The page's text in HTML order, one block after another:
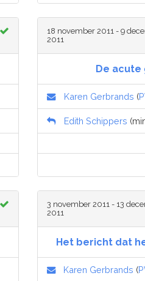
18 november 2011 - 9
2011
De acute
Karen Gerbrands (
Edith Schippers
3 november 2011 - 13
2011
Het bericht dat
Karen Gerbrands (